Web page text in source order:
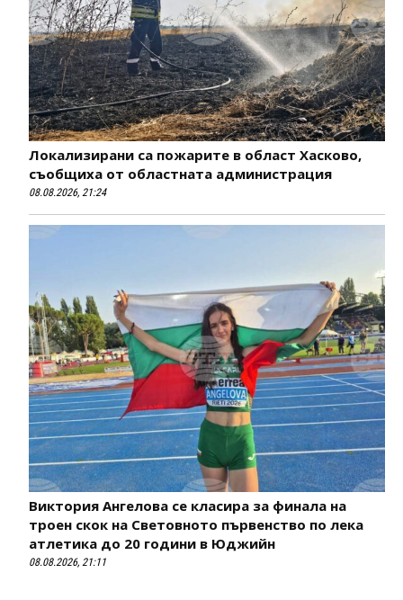
Локализирани са пожарите в област Хасково,
съобщиха от областната администрация
08.08.2026, 21:24
Виктория Ангелова се класира за финала на
троен скок на Световното първенство по лека
атлетика до 20 години в Юджийн
08.08.2026, 21:11